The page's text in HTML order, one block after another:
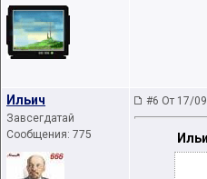
Ильич
Завсегдатай
Сообщения: 775
#6 От 17/